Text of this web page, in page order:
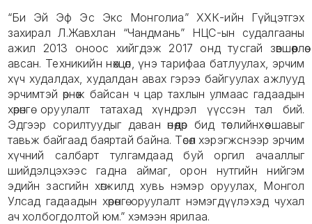
“Би Эй Эф Эс Экс Монголиа” ХХК-ийн Гүйцэтгэх
захирал Л.Жавхлан “Чандмань” НЦС-ын судалгааны
ажил 2013 оноос хийгдэж 2017 онд тусгай зөвшөөрлөө
авсан. Техникийн нөхцөл, үнэ тарифаа батлуулах, эрчим
хүч худалдах, худалдан авах гэрээ байгуулах ажлууд
эрчимтэй өрнөж байсан ч цар тахлын улмаас гадаадын
хөрөнгө оруулалт татахад хүндрэл үүссэн тал бий.
Эдгээр сорилтуудыг даван өнөөдөр бид төслийнхөө шавыг
тавьж байгаад баяртай байна. Төсөл хэрэгжснээр эрчим
хүчний салбарт тулгамдаад буй оргил ачааллыг
шийдэлцэхээс гадна аймаг, орон нутгийн нийгэм
эдийн засгийн хөгжилд хувь нэмэр оруулах, Монгол
Улсад гадаадын хөрөнгө оруулалт нэмэгдүүлэхэд чухал
ач холбогдолтой юм.” хэмээн ярилаа.